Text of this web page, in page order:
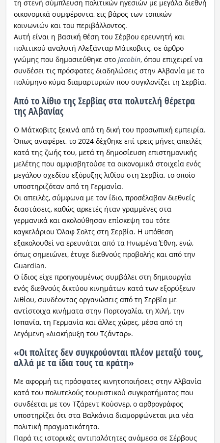
τη στενή σύμπλευση πολιτικών ηγεσιών με μεγάλα διεθνή
οικονομικά συμφέροντα, εις βάρος των τοπικών
κοινωνιών και του περιβάλλοντος.
Αυτή είναι η βασική θέση του Σέρβου ερευνητή και
πολιτικού αναλυτή Αλεξάνταρ Μάτκοβιτς, σε άρθρο
γνώμης που δημοσιεύθηκε στο Jacobin, όπου επιχειρεί να
συνδέσει τις πρόσφατες διαδηλώσεις στην Αλβανία με το
πολύμηνο κύμα διαμαρτυριών που συγκλονίζει τη Σερβία.
Από το λίθιο της Σερβίας στα πολυτελή θέρετρα
της Αλβανίας
Ο Μάτκοβιτς ξεκινά από τη δική του προσωπική εμπειρία.
Όπως αναφέρει, το 2024 δέχθηκε επί τρεις μήνες απειλές
κατά της ζωής του, μετά τη δημοσίευση επιστημονικής
μελέτης που αμφισβητούσε τα οικονομικά στοιχεία ενός
μεγάλου σχεδίου εξόρυξης λιθίου στη Σερβία, το οποίο
υποστηριζόταν από τη Γερμανία.
Οι απειλές, σύμφωνα με τον ίδιο, προσέλαβαν διεθνείς
διαστάσεις, καθώς αρκετές ήταν γραμμένες στα
γερμανικά και ακολούθησαν επίσκεψη του τότε
καγκελάριου Όλαφ Σολτς στη Σερβία. Η υπόθεση
εξακολουθεί να ερευνάται από τα Ηνωμένα Έθνη, ενώ,
όπως σημειώνει, έτυχε διεθνούς προβολής και από την
Guardian.
Ο ίδιος είχε προηγουμένως συμβάλει στη δημιουργία
ενός διεθνούς δικτύου κινημάτων κατά των εξορύξεων
λιθίου, συνδέοντας οργανώσεις από τη Σερβία με
αντίστοιχα κινήματα στην Πορτογαλία, τη Χιλή, την
Ισπανία, τη Γερμανία και άλλες χώρες, μέσα από τη
λεγόμενη «Διακήρυξη του Τζάνταρ».
«Οι πολίτες δεν συγκρούονται πλέον μεταξύ τους,
αλλά με τα ίδια τους τα κράτη»
Με αφορμή τις πρόσφατες κινητοποιήσεις στην Αλβανία
κατά του πολυτελούς τουριστικού συγκροτήματος που
συνδέεται με τον Τζάρεντ Κούσνερ, ο αρθρογράφος
υποστηρίζει ότι στα Βαλκάνια διαμορφώνεται μια νέα
πολιτική πραγματικότητα.
Παρά τις ιστορικές αντιπαλότητες ανάμεσα σε Σέρβους